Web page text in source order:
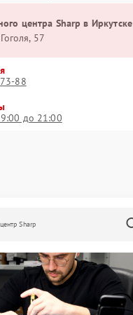
центра Sharp в
57
88
до 21:00
Sharp